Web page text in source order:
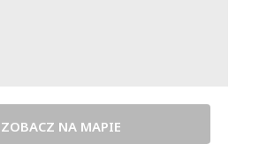
ZOBACZ NA MAPIE